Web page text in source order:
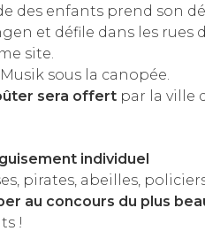
des enfants prend son
et défile dans les rues
site.
sous la canopée.
sera offert par la ville
individuel
pirates, abeilles,
au concours du plus
!